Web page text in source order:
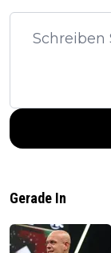
Gerade In